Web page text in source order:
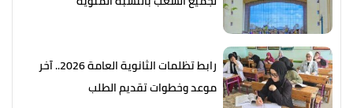
رابط تظلمات الثانوية العامة 2026.. آخر
موعد وخطوات تقديم الطلب